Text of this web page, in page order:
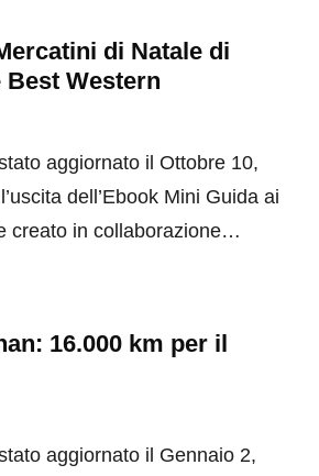
di Natale di
Best Western
aggiornato il Ottobre 10,
dell’Ebook Mini Guida ai
creato in collaborazione…
16.000 km per il
aggiornato il Gennaio 2,